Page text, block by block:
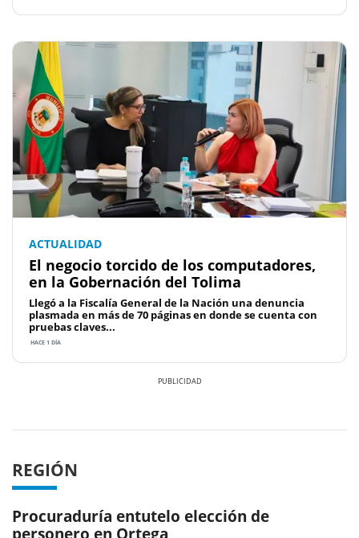
ACTUALIDAD
El negocio torcido de los computadores,
en la Gobernación del Tolima
Llegó a la Fiscalía General de la Nación una denuncia
plasmada en más de 70 páginas en donde se cuenta con
pruebas claves...
HACE 1 DÍA
REGIÓN
Procuraduría entutelo elección de